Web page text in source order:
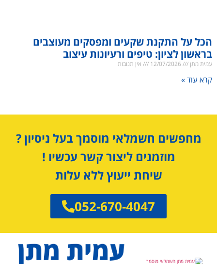
הכל על התקנת שקעים ומפסקים מעוצבים
בראשון לציון: טיפים ורעיונות עיצוב
עמית מתן אין תגובות
קרא עוד »
מחפשים חשמלאי מוסמך בעל ניסיון ?
מוזמנים ליצור קשר עכשיו !
שיחת ייעוץ ללא עלות
052-670-4047